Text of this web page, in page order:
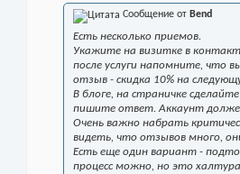
Сообщение от Bend
Есть несколько приемов.
Укажите на визитке в
после услуги напомните, что
отзыв - скидка 10% на
В блоге, на страничке
пишите ответ. Аккаунт
Очень важно набрать
видеть, что отзывов много,
Есть еще один вариант -
процесс можно, но это